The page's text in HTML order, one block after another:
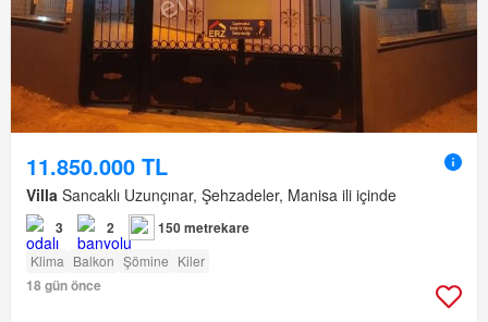
11.850.000 TL
Villa Sancaklı Uzunçınar, Şehzadeler, Manisa ili içinde
3 2 150 metrekare
Klima Balkon Şömine Kiler
18 gün önce